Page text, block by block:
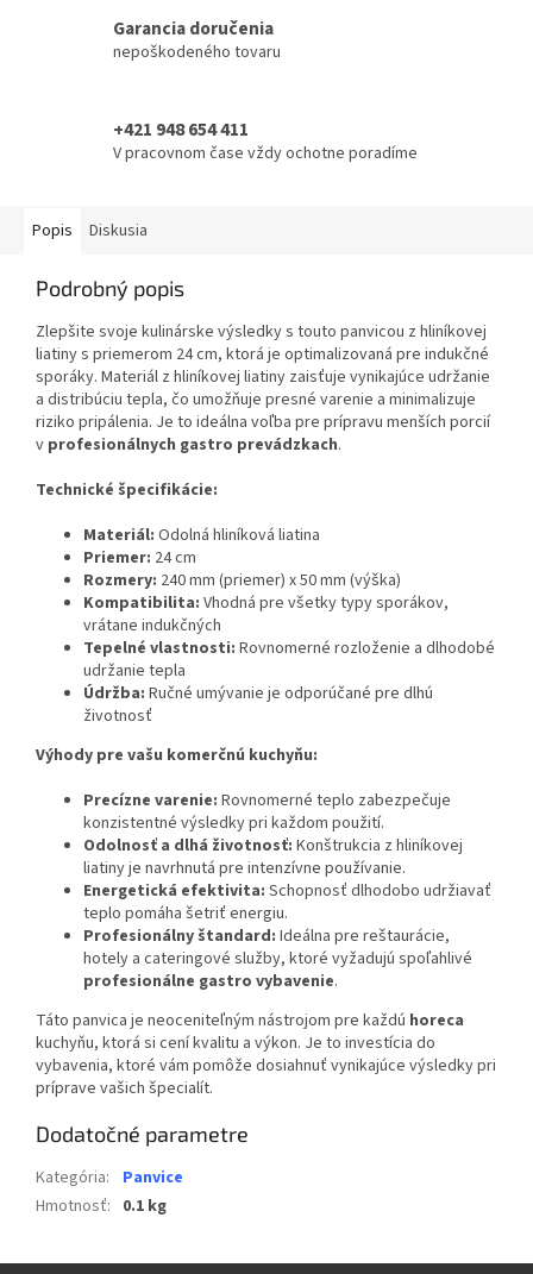
Garancia doručenia
nepoškodeného tovaru
+421 948 654 411
V pracovnom čase vždy ochotne poradíme
Popis Diskusia
Podrobný popis
Zlepšite svoje kulinárske výsledky s touto panvicou z hliníkovej
liatiny s priemerom 24 cm, ktorá je optimalizovaná pre indukčné
sporáky. Materiál z hliníkovej liatiny zaisťuje vynikajúce udržanie
a distribúciu tepla, čo umožňuje presné varenie a minimalizuje
riziko pripálenia. Je to ideálna voľba pre prípravu menších porcií
v profesionálnych gastro prevádzkach.
Technické špecifikácie:
Materiál: Odolná hliníková liatina
Priemer: 24 cm
Rozmery: 240 mm (priemer) x 50 mm (výška)
Kompatibilita: Vhodná pre všetky typy sporákov,
vrátane indukčných
Tepelné vlastnosti: Rovnomerné rozloženie a dlhodobé
udržanie tepla
Údržba: Ručné umývanie je odporúčané pre dlhú
životnosť
Výhody pre vašu komerčnú kuchyňu:
Precízne varenie: Rovnomerné teplo zabezpečuje
konzistentné výsledky pri každom použití.
Odolnosť a dlhá životnosť: Konštrukcia z hliníkovej
liatiny je navrhnutá pre intenzívne používanie.
Energetická efektivita: Schopnosť dlhodobo udržiavať
teplo pomáha šetriť energiu.
Profesionálny štandard: Ideálna pre reštaurácie,
hotely a cateringové služby, ktoré vyžadujú spoľahlivé
profesionálne gastro vybavenie.
Táto panvica je neoceniteľným nástrojom pre každú horeca
kuchyňu, ktorá si cení kvalitu a výkon. Je to investícia do
vybavenia, ktoré vám pomôže dosiahnuť vynikajúce výsledky pri
príprave vašich špecialít.
Dodatočné parametre
Kategória:
Panvice
Hmotnosť: 0.1 kg